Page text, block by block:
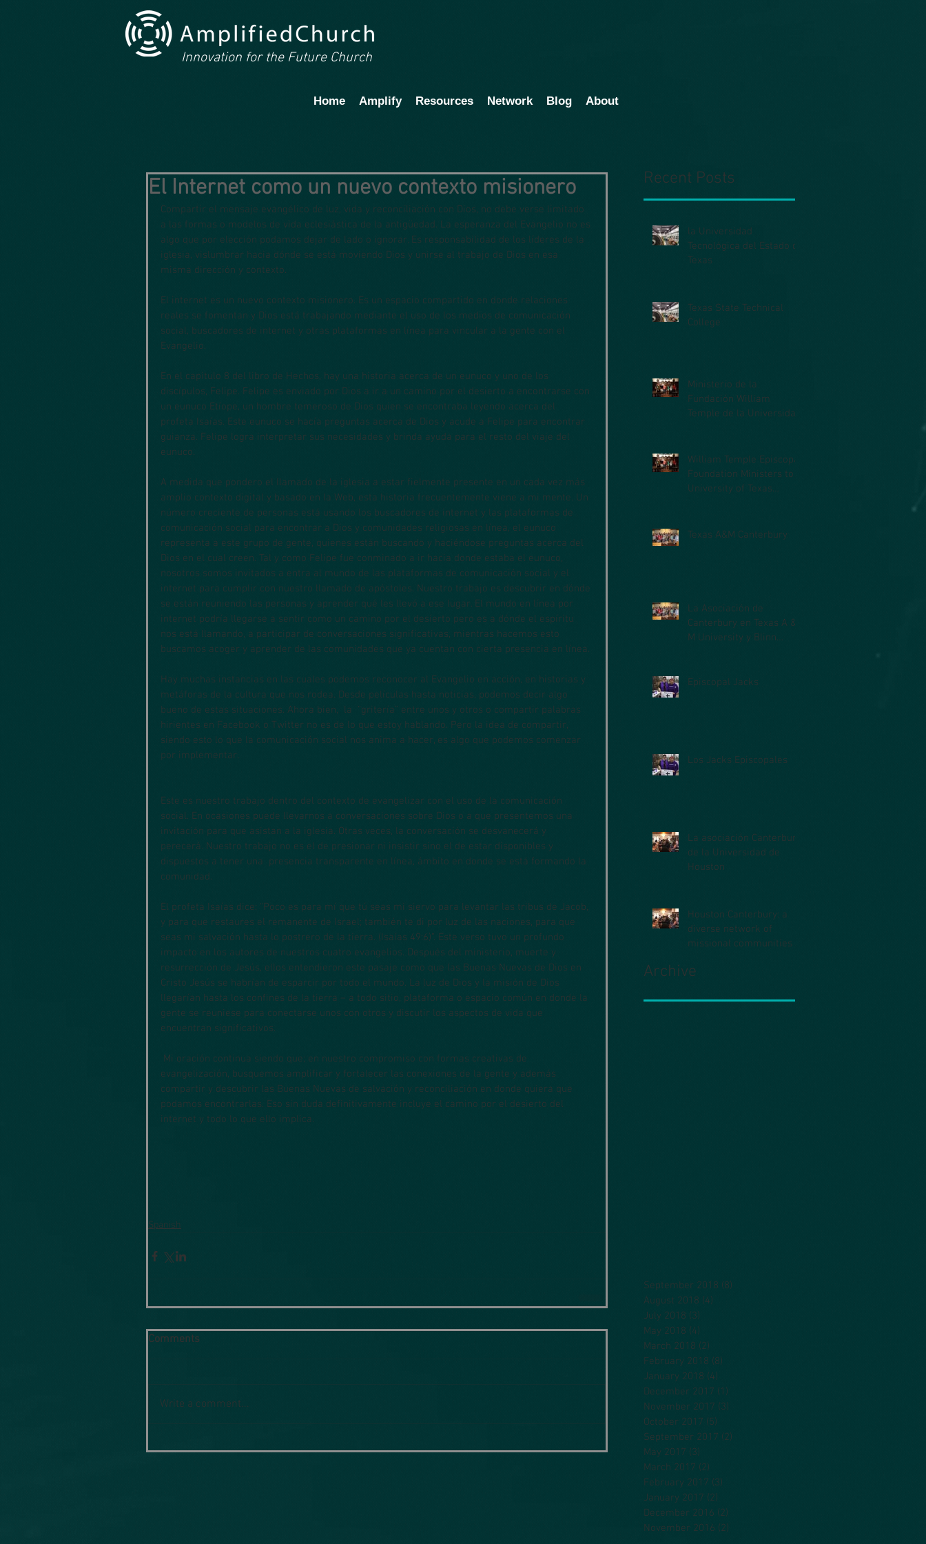
Innovation for the Future Church
Home Amplify Resources Network Blog About
El Internet como un nuevo contexto misionero
Compartir el mensaje evangélico de luz, vida y reconciliación con Dios, no debe verse limitado
a las formas o modelos de vida eclesiástica de la antigüedad. La esperanza del Evangelio no es
algo que por elección podamos dejar de lado o ignorar. Es responsabilidad de los líderes de la
iglesia, vislumbrar hacia dónde se está moviendo Dios y unirse al trabajo de Dios en esa
misma dirección y contexto.
El internet es un nuevo contexto misionero. Es un espacio compartido en donde relaciones
reales se fomentan y Dios está trabajando mediante el uso de los medios de comunicación
social, buscadores de internet y otras plataformas en línea para vincular a la gente con el
Evangelio.
En el capitulo 8 del libro de Hechos, hay una historia acerca de un eunuco y uno de los
discípulos, Felipe. Felipe es enviado por Dios a ir a un camino por el desierto a encontrarse con
un eunuco Etíope, un hombre temeroso de Dios quien se encontraba leyendo acerca del
profeta Isaías. Este eunuco se hacía preguntas acerca de Dios y acude a Felipe para encontrar
guianza. Felipe logra interpretar sus necesidades y brinda ayuda para el resto del viaje del
eunuco.
A medida que pondero el llamado de la iglesia a estar fielmente presente en un cada vez más
amplio contexto digital y basado en la Web, esta historia frecuentemente viene a mi mente. Un
número creciente de personas está usando los buscadores de internet y las plataformas de
comunicación social para encontrar a Dios y comunidades religiosas en línea, el eunuco
representa a este grupo de gente, quienes están buscando y haciéndose preguntas acerca del
Dios en el cual creen. Tal y como Felipe fue conminado a ir hacia donde estaba el eunuco,
nosotros somos invitados a entra al mundo de las plataformas de comunicación social y el
internet para cumplir con nuestro llamado de apóstoles. Nuestro trabajo es descubrir en dónde
se están reuniendo las personas y aprender qué les llevó a ese lugar. El mundo en línea por
internet podría llegarse a sentir como un camino por el desierto pero es a dónde el espíritu
nos está llamando, a participar de conversaciones significativas, mientras hacemos esto
buscamos acoger y aprender de las comunidades que ya cuentan con cierta presencia en línea.
Hay muchas instancias en las cuales podemos reconocer al Evangelio en acción, en historias y
metáforas de la cultura que nos rodea. Desde películas hasta noticias, podemos decir algo
bueno de estas situaciones. Ahora bien,  la  “gritería” entre unos y otros o compartir palabras
hirientes en Facebook o Twitter no es de lo que estoy hablando. Pero la idea de compartir,
siendo esto lo que la comunicación social nos anima a hacer, es algo que podemos comenzar
por implementar.
Este es nuestro trabajo dentro del contexto de evangelizar con el uso de la comunicación
social. En ocasiones puede llevarnos a conversaciones sobre Dios o a que presentemos una
invitación para que asistan a la iglesia. Otras veces, la conversación se desvanecerá y
perecerá. Nuestro trabajo no es el de presionar ni insistir sino el de estar disponibles y
dispuestos a tener una  presencia transparente en línea, ámbito en donde se está formando la
comunidad.
El profeta Isaías dice: “Poco es para mí que tú seas mi siervo para levantar las tribus de Jacob,
y para que restaures el remanente de Israel; también te di por luz de las naciones, para que
seas mi salvación hasta lo postrero de la tierra. (Isaías 49:6)”. Este verso tuvo un profundo
impacto en los autores de nuestros cuatro evangelios. Después del ministerio, muerte y
resurrección de Jesús, ellos entendieron este pasaje como que las Buenas Nuevas de Dios en
Cristo Jesús se habrían de esparcir por todo el mundo. La luz de Dios y la misión de Dios
llegarían hasta los confines de la tierra – a todo sitio, plataforma o espacio común en donde la
gente se reuniese para conectarse unos con otros y discutir los aspectos de vida que
encuentran significativos.
evangelización, busquemos amplificar y fortalecer las conexiones de la gente y además
compartir y descubrir las Buenas Nuevas de salvación y reconciliación en donde quiera que
podamos encontrarlas. Eso sin duda definitivamente incluye el camino por el desierto del
internet y todo lo que ello implica.
Spanish
Comments
Write a comment...
Recent Posts
la Universidad
Tecnológica del Estado de
Texas
Texas State Technical
College
Ministerio de la
Fundación William
Temple de la Universidad
William Temple Episcopal
Foundation Ministers to
University of Texas
Texas A&M Canterbury
La Asociación de
Canterbury en Texas A &
M University y Blinn
Episcopal Jacks
Los Jacks Episcopales
La asociación Canterbury
de la Universidad de
Houston
Houston Canterbury: a
diverse network of
missional communities
Archive
September 2018 (8)
August 2018 (4)
July 2018 (3)
May 2018 (4)
March 2018 (2)
February 2018 (8)
January 2018 (4)
December 2017 (1)
November 2017 (3)
October 2017 (5)
September 2017 (2)
May 2017 (3)
March 2017 (2)
February 2017 (3)
January 2017 (2)
December 2016 (2)
November 2016 (2)